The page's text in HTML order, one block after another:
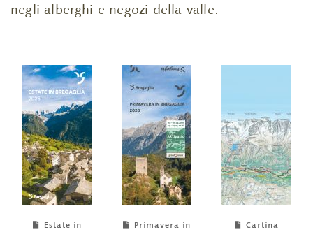
negli alberghi e negozi della valle.
Estate in
Primavera in
Cartina